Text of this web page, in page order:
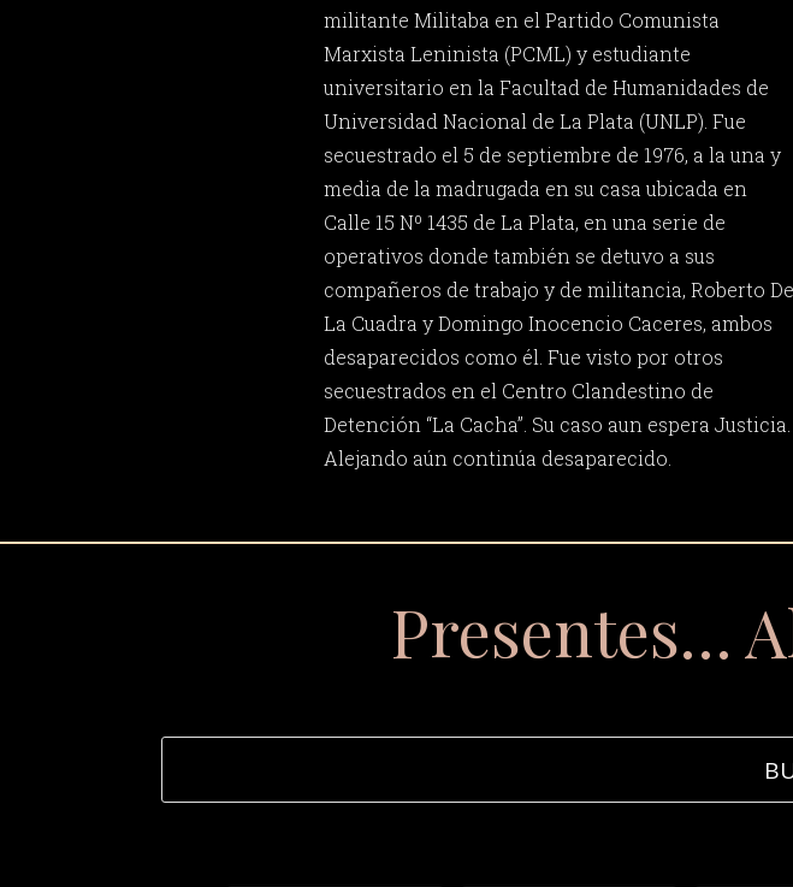
militante Militaba en el Partido Comunista
Marxista Leninista (PCML) y estudiante
universitario en la Facultad de Humanidades de
Universidad Nacional de La Plata (UNLP). Fue
secuestrado el 5 de septiembre de 1976, a la una y
media de la madrugada en su casa ubicada en
Calle 15 Nº 1435 de La Plata, en una serie de
operativos donde también se detuvo a sus
compañeros de trabajo y de militancia, Roberto De
La Cuadra y Domingo Inocencio Caceres, ambos
desaparecidos como él. Fue visto por otros
secuestrados en el Centro Clandestino de
Detención “La Cacha”. Su caso aun espera Justicia.
Alejando aún continúa desaparecido.
Presentes…